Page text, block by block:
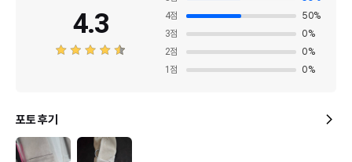
4.3
4점 50%
3점 0%
2점 0%
1 점 0%
포토 후기